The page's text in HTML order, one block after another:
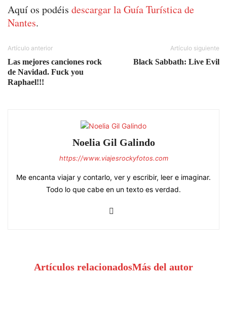
Aquí os podéis descargar la Guía Turística de
Nantes.
Artículo anterior
Las mejores canciones rock
de Navidad. Fuck you
Raphael!!!
Artículo siguiente
Black Sabbath: Live Evil
Noelia Gil Galindo
https://www.viajesrockyfotos.com
Me encanta viajar y contarlo, ver y escribir, leer e imaginar.
Todo lo que cabe en un texto es verdad.
Artículos relacionadosMás del autor